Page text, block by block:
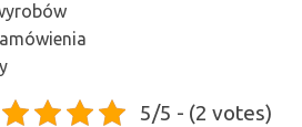
nawinięte na szpulach
i sznurki do masek cięte
5/5 - (2 votes)